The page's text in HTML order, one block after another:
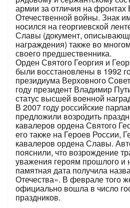
армии за отличия на фронтах
Отечественной войны. Знак
носился на георгиевской
Славы (документ,
награждения) также во
своего предшественника.
Орден Святого Георгия и
были восстановлены в 1992
президиума Верховного
году президент Владимир
статус высшей военной
В 2007 году российские
предложили возродить
кавалеров ордена Святого
его также на Героев России,
кавалеров ордена Славы.
пояснили, что возрождение
уважения героям прошлого и
памятная дата получила
Отечества». В феврале того
официально вошла в число
праздников.